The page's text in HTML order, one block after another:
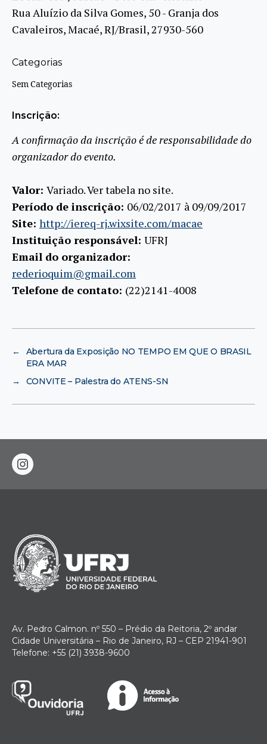
Rua Aluízio da Silva Gomes, 50 - Granja dos
Cavaleiros, Macaé, RJ/Brasil, 27930-560
Categorias
Sem Categorias
Inscrição:
A confirmação da inscrição é de responsabilidade do
organizador do evento.
Valor: Variado. Ver tabela no site.
Período de inscrição: 06/02/2017 à 09/09/2017
Site: http://iereq-rj.wixsite.com/macae
Instituição responsável: UFRJ
Email do organizador:
rederioquim@gmail.com
Telefone de contato: (22)2141-4008
←
Abertura da Exposição NO TEMPO EM QUE O BRASIL
ERA MAR
→
CONVITE – Palestra do ATENS-SN
instagram
Av. Pedro Calmon. nº 550 – Prédio da Reitoria, 2º andar
Cidade Universitária – Rio de Janeiro, RJ – CEP 21941-901
Telefone: +55 (21) 3938-9600